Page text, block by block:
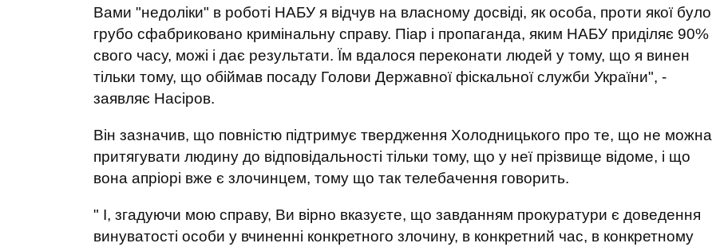
Вами "недоліки" в роботі НАБУ я відчув на власному досвіді, як особа, проти якої було
грубо сфабриковано кримінальну справу. Піар і пропаганда, яким НАБУ приділяє 90%
свого часу, можі і дає результати. Їм вдалося переконати людей у тому, що я винен
тільки тому, що обіймав посаду Голови Державної фіскальної служби України", -
заявляє Насіров.
Він зазначив, що повністю підтримує твердження Холодницького про те, що не можна
притягувати людину до відповідальності тільки тому, що у неї прізвище відоме, і що
вона апріорі вже є злочинцем, тому що так телебачення говорить.
" І, згадуючи мою справу, Ви вірно вказуєте, що завданням прокуратури є доведення
винуватості особи у вчиненні конкретного злочину, в конкретний час, в конкретному